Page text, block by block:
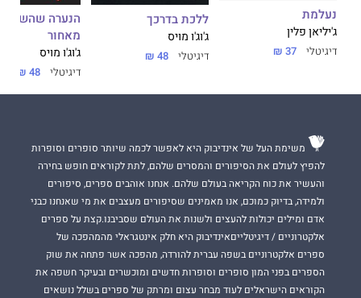
נעלמת
ג'יליאן פלין
דיגיטלי 37 ₪
ללכת בדרכך
ג'וג'ו מויס
דיגיטלי 48 ₪
הנערה
מאחור
ג'וג'ו מויס
דיגיטלי 48 ₪
משימת העל של אינדיבוק היא לאפשר לכמה שיותר סופרים וסופרות
להפיץ לעולם את הסיפורים והמסרים שלהם, לתת לקוראים חופש בחירה
והעשיר את כוח הקריאה בעולם שלהם. אנחנו אוהבים ספרים, סיפורים
ולמידה, בדיוק כמוכם, אנו מאמינים שסיפורים מעצבים את מי שאנחנו כבני
אדם ומילים יכולות להעצים ולשנות את העולם שסביבנו.קצת על ספרים
אלקטרוניים / דיגיטלייםאינדיבוק היא חלק אינטגראלי מהמהפכה של
ספרים אלקטרוניים בשפה עברית להורדה, מהפכה אשר פתחה את שוק
הספרים בפני המון סופרים וסופרות חדשים ומוכשרים ובעיקר חשפה את
הקוראים הישראלים לעוד מבחר עצום ומרתק של ספרים בשלל נושאים